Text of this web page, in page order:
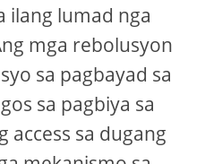
ilang lumad nga
mga rebolusyon
sa pagbayad sa
sa pagbiya sa
access sa dugang